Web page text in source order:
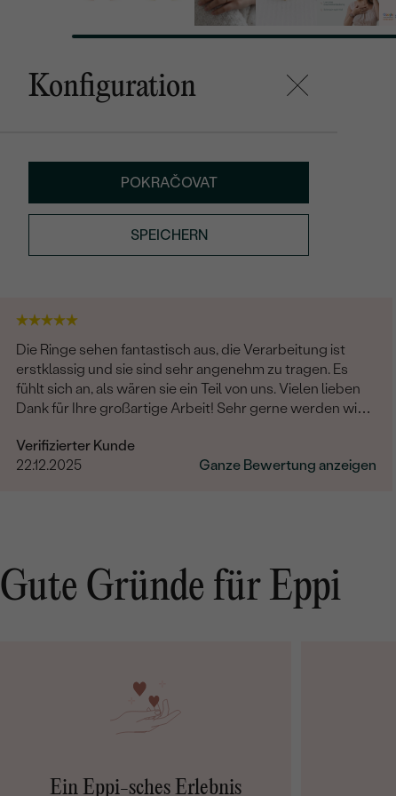
Konfiguration
POKRAČOVAT
SPEICHERN
Die Ringe sehen fantastisch aus, die Verarbeitung ist
erstklassig und sie sind sehr angenehm zu tragen. Es
fühlt sich an, als wären sie ein Teil von uns. Vielen lieben
Dank für Ihre großartige Arbeit! Sehr gerne werden wir
weiterempfehlen.
Verifizierter Kunde
22.12.2025
Ganze Bewertung anzeigen
Gute Gründe für Eppi
Ein Eppi-sches Erlebnis